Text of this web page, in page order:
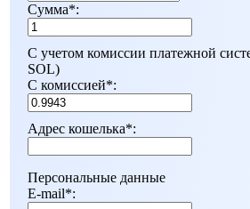
Сумма*:
С учетом комиссии платежной
SOL)
С комиссией*:
Адрес кошелька*:
Персональные данные
E-mail*: